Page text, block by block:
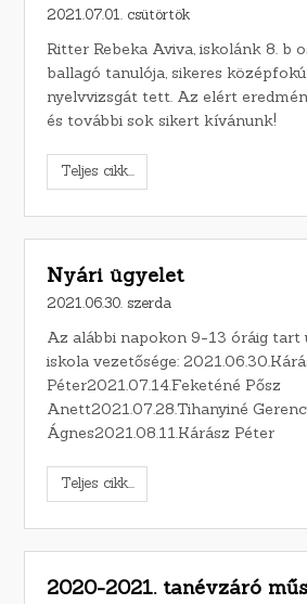
2021.07.01. csütörtök
Ritter Rebeka Aviva, iskolánk 8. b
ballagó tanulója, sikeres
nyelvvizsgát tett. Az elért
és további sok sikert kívánunk!
Teljes cikk...
Nyári ügyelet
2021.06.30. szerda
Az alábbi napokon 9-13 óráig tart
iskola vezetősége:
Péter2021.07.14.Feketéné Pősz
Anett2021.07.28.Tihanyiné
Ágnes2021.08.11.Kárász Péter
Teljes cikk...
2020-2021. tanévzáró